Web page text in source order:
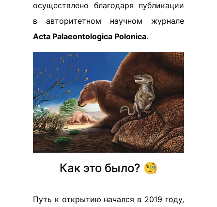
осуществлено благодаря публикации
в авторитетном научном журнале
Acta Palaeontologica Polonica.
Как это было? 🧐
Путь к открытию начался в 2019 году,